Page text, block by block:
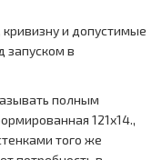
и допустимые
запуском в
полным
121x14.,
того же